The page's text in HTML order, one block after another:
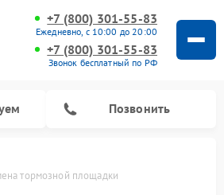
+7 (800) 301-55-83
Ежедневно, с 10:00 до 20:00
+7 (800) 301-55-83
Звонок бесплатный по РФ
Позвонить
тормозной площадки